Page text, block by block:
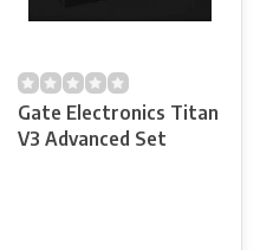
Gate Electronics Titan
V3 Advanced Set